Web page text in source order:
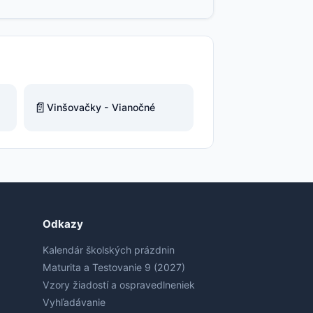
📄 Vinšovačky - Vianočné
Odkazy
Kalendár školských prázdnin
Maturita a Testovanie 9 (2027)
Vzory žiadostí a ospravedlneniek
Vyhľadávanie